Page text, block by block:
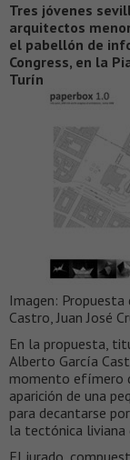
Tres jóvenes
arquitectos
el pabellón de
Congress, en la
Turín
Imagen:
Castro, Juan José
En la propuesta,
Alberto García
momento efímero
aparición de una
para decantarse
la tectónica liviana
El jurado,